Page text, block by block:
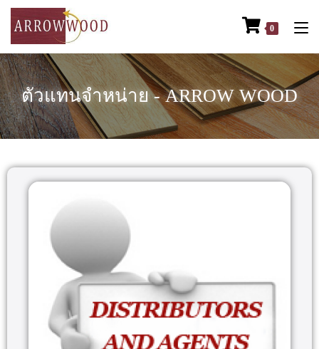
0
ตัวแทนจำหน่าย - ARROW WOOD